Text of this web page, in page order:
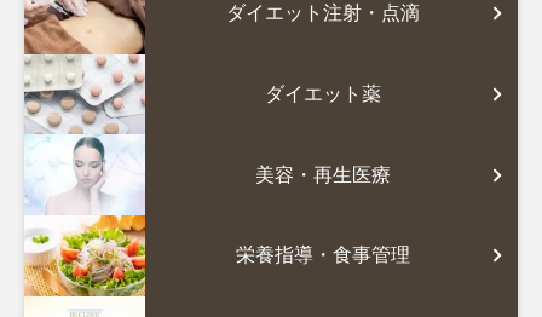
ダイエット注射・点滴
ダイエット薬
美容・再生医療
栄養指導・食事管理